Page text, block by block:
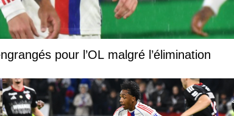
pour l’OL malgré l’élimination